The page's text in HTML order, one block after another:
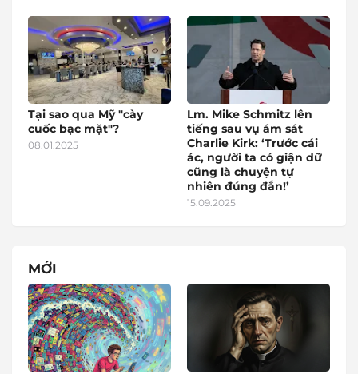
Tại sao qua Mỹ "cày
cuốc bạc mặt"?
08.01.2025
Lm. Mike Schmitz lên
tiếng sau vụ ám sát
Charlie Kirk: ‘Trước cái
ác, người ta có giận dữ
cũng là chuyện tự
nhiên đúng đắn!’
15.09.2025
MỚI